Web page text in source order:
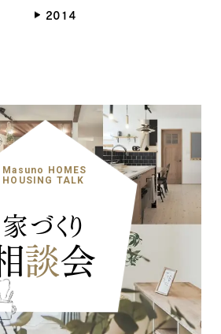
2014
Masuno HOMES
HOUSING TALK
家づくり
談会